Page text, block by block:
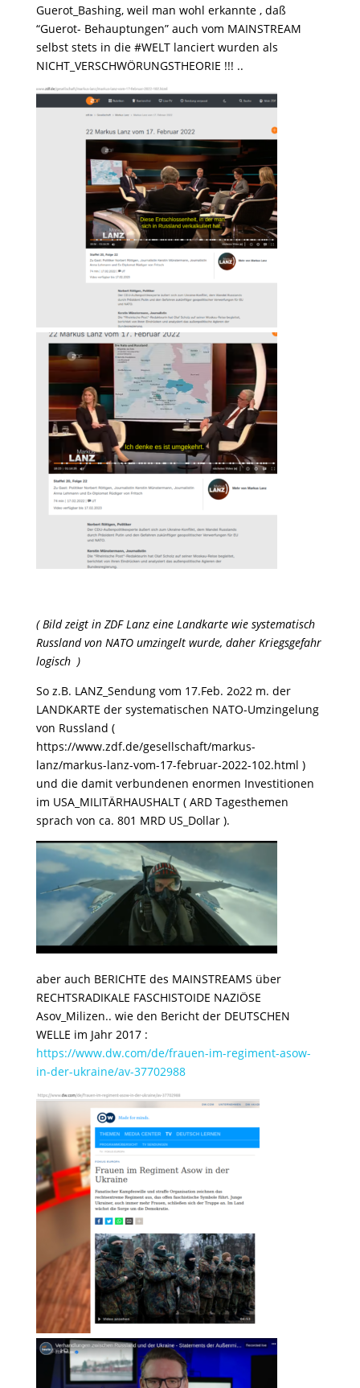
Guerot_Bashing, weil man wohl erkannte , daß
“Guerot- Behauptungen” auch vom MAINSTREAM
selbst stets in die #WELT lanciert wurden als
NICHT_VERSCHWÖRUNGSTHEORIE !!! ..
( Bild zeigt in ZDF Lanz eine Landkarte wie systematisch
Russland von NATO umzingelt wurde, daher Kriegsgefahr
logisch )
So z.B. LANZ_Sendung vom 17.Feb. 2o22 m. der
LANDKARTE der systematischen NATO-Umzingelung
von Russland (
https://www.zdf.de/gesellschaft/markus-
lanz/markus-lanz-vom-17-februar-2022-102.html )
und die damit verbundenen enormen Investitionen
im USA_MILITÄRHAUSHALT ( ARD Tagesthemen
sprach von ca. 801 MRD US_Dollar ).
aber auch BERICHTE des MAINSTREAMS über
RECHTSRADIKALE FASCHISTOIDE NAZIÖSE
Asov_Milizen.. wie den Bericht der DEUTSCHEN
WELLE im Jahr 2017 :
https://www.dw.com/de/frauen-im-regiment-asow-
in-der-ukraine/av-37702988